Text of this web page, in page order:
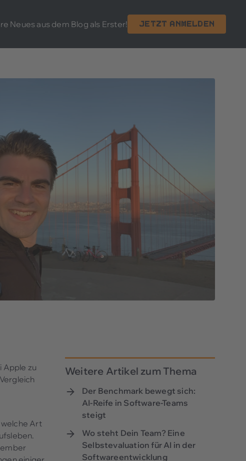
Neues aus dem Blog als Erster! Jetzt anmelden
Apple zu
Art
Weitere Artikel zum Thema
Der Benchmark bewegt sich:
AI-Reife in Software-Teams
steigt
Wo steht Dein Team? Eine
Selbstevaluation für AI in der
Softwareentwicklung